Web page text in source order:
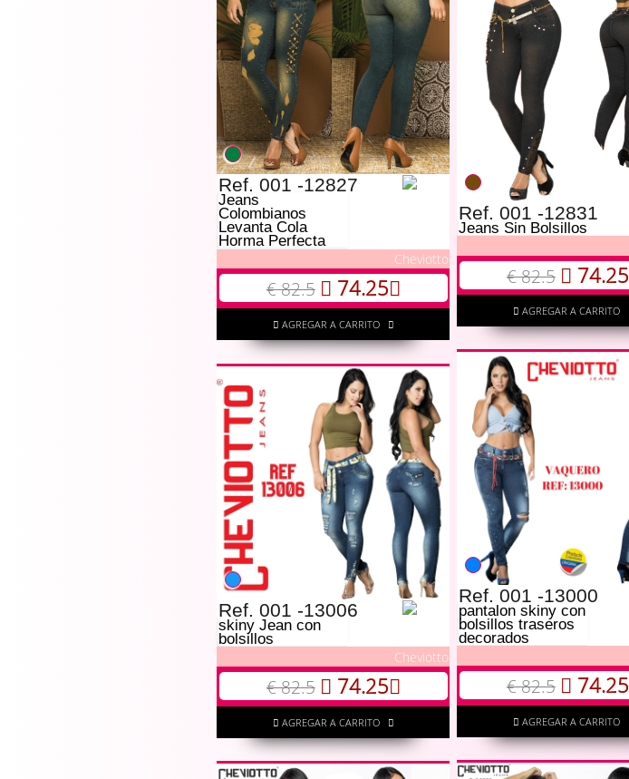
Ref. 001 -12827
Jeans
Colombianos
Levanta Cola
Horma Perfecta
Cheviotto
€ 82.5 74.25
AGREGAR A CARRITO
Ref. 001 -12831
Jeans Sin Bolsillos
€ 82.5 74.25
AGREGAR A CARRITO
Ref. 001 -13000
pantalon skiny con
bolsillos traseros
decorados
€ 82.5 74.25
AGREGAR A CARRITO
Ref. 001 -13006
skiny Jean con
bolsillos
Cheviotto
€ 82.5 74.25
AGREGAR A CARRITO